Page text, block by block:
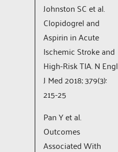
Johnston SC et al.
Clopidogrel and
Aspirin in Acute
Ischemic Stroke and
High-Risk TIA. N Engl
J Med 2018; 379(3):
215-25
Pan Y et al.
Outcomes
Associated With